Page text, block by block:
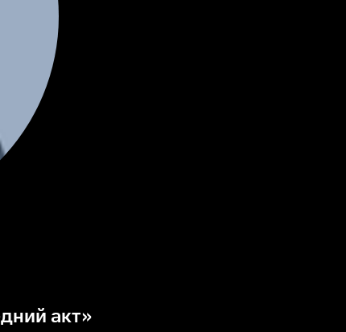
акт»